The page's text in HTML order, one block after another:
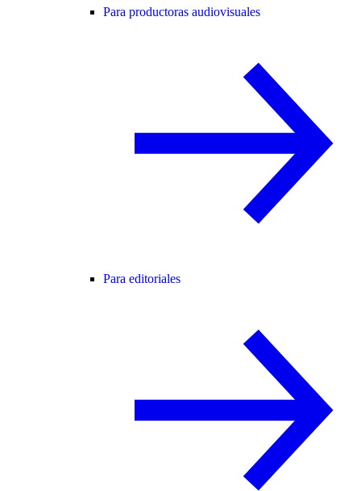
Para productoras audiovisuales
Para editoriales